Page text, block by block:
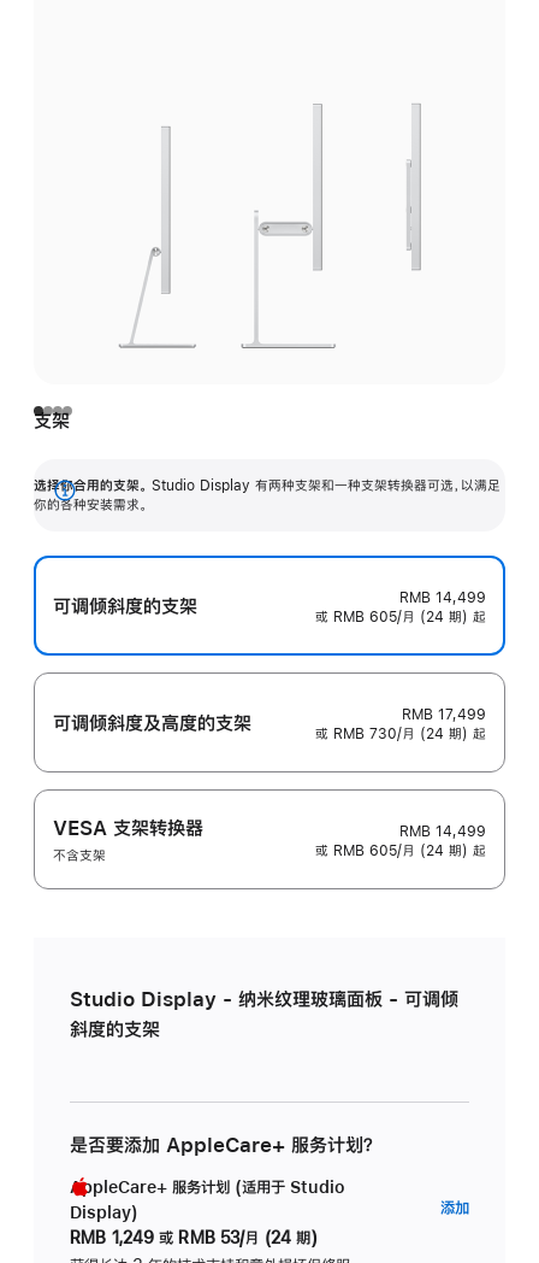
支架
选择你合用的支架。 Studio Display 有两种支架和一种支架转换器可选，以满足
你的各种安装需求。
展
可调倾斜度的支架
RMB 14,499
或 RMB 605/月 (24 期) 起
可调倾斜度及高‍度的支‍架
RMB 17,499
或 RMB 730/月 (24 期) 起
VESA 支架转换器
不含支架
RMB 14,499
或 RMB 605/月 (24 期) 起
Studio Display - 纳米纹理玻璃面板 - 可调倾
斜度的支架
是否要添加 AppleCare+ 服务计划？
AppleCare+ 服务计划 (适用于 Studio
Display)
RMB 1,249 或 RMB 53/月 (24 期)
添加